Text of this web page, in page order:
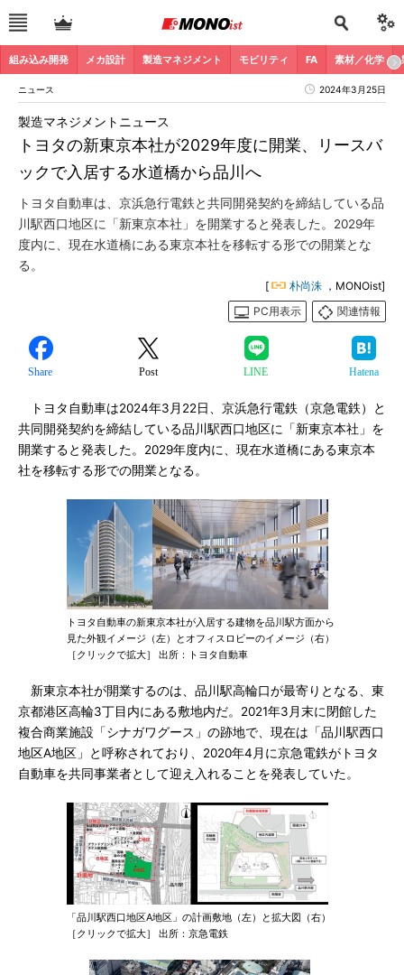
組み込み開発 メカ設計 製造マネジメント モビリティ FA 素材／化学
ニュース 2024年3月25日
トヨタの新東京本社が2029年度に開業、リースバ
ックで入居する水道橋から品川へ
製造マネジメントニュース
トヨタ自動車は、京浜急行電鉄と共同開発契約を締結している品
川駅西口地区に「新東京本社」を開業すると発表した。2029年
度内に、現在水道橋にある東京本社を移転する形での開業とな
る。
[ 朴尚洙 ，MONOist]
PC用表示
関連情報
Share Post LINE Hatena
トヨタ自動車は2024年3月22日、京浜急行電鉄（京急電鉄）と
共同開発契約を締結している品川駅西口地区に「新東京本社」を
開業すると発表した。2029年度内に、現在水道橋にある東京本
社を移転する形での開業となる。
トヨタ自動車の新東京本社が入居する建物を品川駅方面から
見た外観イメージ（左）とオフィスロビーのイメージ（右）
［クリックで拡大］ 出所：トヨタ自動車
新東京本社が開業するのは、品川駅高輪口が最寄りとなる、東
京都港区高輪3丁目内にある敷地内だ。2021年3月末に閉館した
複合商業施設「シナガワグース」の跡地で、現在は「品川駅西口
地区A地区」と呼称されており、2020年4月に京急電鉄がトヨタ
自動車を共同事業者として迎え入れることを発表していた。
「品川駅西口地区A地区」の計画敷地（左）と拡大図（右）
［クリックで拡大］ 出所：京急電鉄